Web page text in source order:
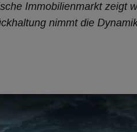
Immobilienmarkt zeigt
nimmt die